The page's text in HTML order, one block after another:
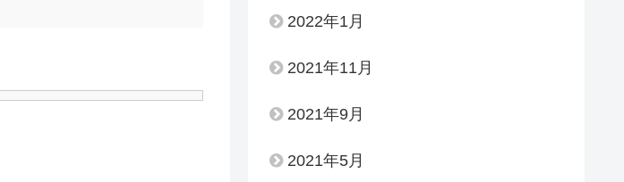
2022年1月
2021年11月
2021年9月
2021年5月